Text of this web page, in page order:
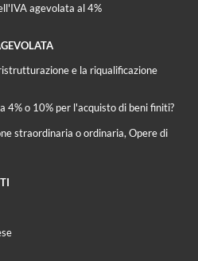
agevolata al 4%
e la riqualificazione
4% o 10% per l'acquisto di beni finiti?
straordinaria o ordinaria, Opere di